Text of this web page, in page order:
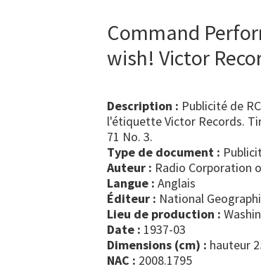
Command
wish! Victor
Description : Publicité de
l'étiquette Victor Records.
71 No. 3.
Type de document :
Auteur : Radio Corporation
Langue : Anglais
Éditeur : National
Lieu de production :
Date : 1937-03
Dimensions (cm) : hauteur
NAC : 2008.1795